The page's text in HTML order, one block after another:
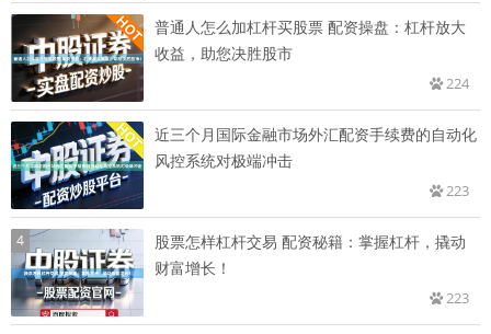
普通人怎么加杠杆买股票 配资操盘：杠杆放大
收益，助您决胜股市
224
近三个月国际金融市场外汇配资手续费的自动化
风控系统对极端冲击
223
4
股票怎样杠杆交易 配资秘籍：掌握杠杆，撬动
财富增长！
223